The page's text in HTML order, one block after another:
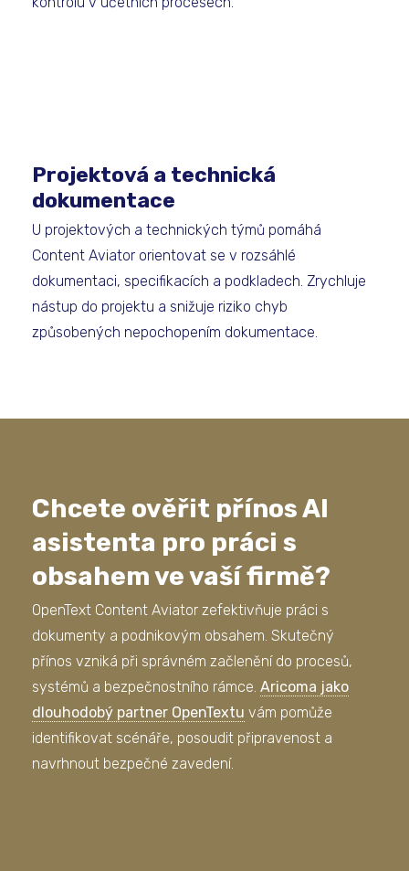
Projektová a technická
dokumentace
U projektových a technických týmů pomáhá
Content Aviator orientovat se v rozsáhlé
dokumentaci, specifikacích a podkladech. Zrychluje
nástup do projektu a snižuje riziko chyb
způsobených nepochopením dokumentace.
Chcete ověřit přínos AI
asistenta pro práci s
obsahem ve vaší firmě?
OpenText Content Aviator zefektivňuje práci s
dokumenty a podnikovým obsahem. Skutečný
přínos vzniká při správném začlenění do procesů,
systémů a bezpečnostního rámce. Aricoma jako
dlouhodobý partner OpenTextu vám pomůže
identifikovat scénáře, posoudit připravenost a
navrhnout bezpečné zavedení.